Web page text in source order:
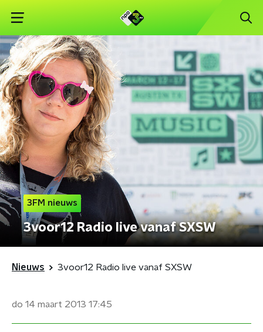
3FM nieuws
3voor12 Radio live vanaf SXSW
Nieuws 3voor12 Radio live vanaf SXSW
do 14 maart 2013 17:45